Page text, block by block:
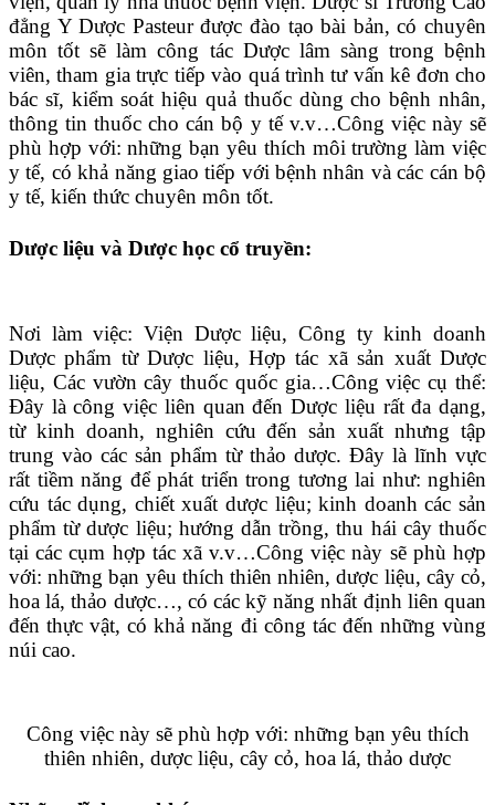
đẳng Y Dược Pasteur được đào tạo bài bản, có chuyên
môn tốt sẽ làm công tác Dược lâm sàng trong bệnh
viên, tham gia trực tiếp vào quá trình tư vấn kê đơn cho
bác sĩ, kiểm soát hiệu quả thuốc dùng cho bệnh nhân,
thông tin thuốc cho cán bộ y tế v.v…Công việc này sẽ
phù hợp với: những bạn yêu thích môi trường làm việc
y tế, có khả năng giao tiếp với bệnh nhân và các cán bộ
y tế, kiến thức chuyên môn tốt.
Dược liệu và Dược học cổ truyền:
Nơi làm việc: Viện Dược liệu, Công ty kinh doanh
Dược phẩm từ Dược liệu, Hợp tác xã sản xuất Dược
liệu, Các vườn cây thuốc quốc gia…Công việc cụ thể:
Đây là công việc liên quan đến Dược liệu rất đa dạng,
từ kinh doanh, nghiên cứu đến sản xuất nhưng tập
trung vào các sản phẩm từ thảo dược. Đây là lĩnh vực
rất tiềm năng để phát triển trong tương lai như: nghiên
cứu tác dụng, chiết xuất dược liệu; kinh doanh các sản
phẩm từ dược liệu; hướng dẫn trồng, thu hái cây thuốc
tại các cụm hợp tác xã v.v…Công việc này sẽ phù hợp
với: những bạn yêu thích thiên nhiên, dược liệu, cây cỏ,
hoa lá, thảo dược…, có các kỹ năng nhất định liên quan
đến thực vật, có khả năng đi công tác đến những vùng
núi cao.
Công việc này sẽ phù hợp với: những bạn yêu thích
thiên nhiên, dược liệu, cây cỏ, hoa lá, thảo dược